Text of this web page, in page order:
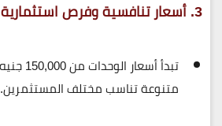
3. أسعار تنافسية وفرص استثمارية مميزة
تبدأ أسعار الوحدات من150,000 جنيه مصري
متنوعة تناسب مختلف المستثمرين.